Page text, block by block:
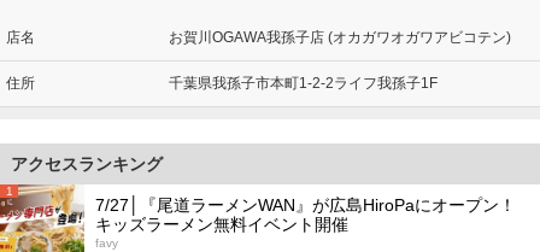
店名 お賀川OGAWA我孫子店 (オカガワオガワアビコテン)
住所 千葉県我孫子市本町1-2-2ライフ我孫子1F
アクセスランキング
1
7/27│『尾道ラーメンWAN』が広島HiroPaにオープン！
キッズラーメン無料イベント開催
favy